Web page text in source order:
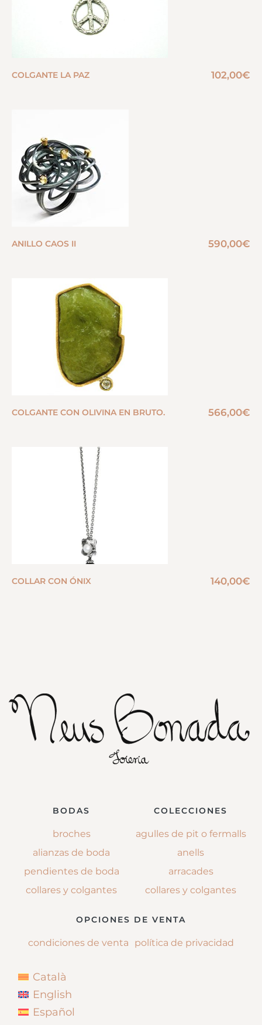
COLGANTE LA PAZ 102,00€
ANILLO CAOS II 590,00€
COLGANTE CON OLIVINA EN BRUTO. 566,00€
COLLAR CON ÓNIX 140,00€
BODAS
broches
alianzas de boda
pendientes de boda
collares y colgantes
COLECCIONES
agulles de pit o fermalls
anells
arracades
collares y colgantes
OPCIONES DE VENTA
condiciones de venta política de privacidad
Català
English
Español